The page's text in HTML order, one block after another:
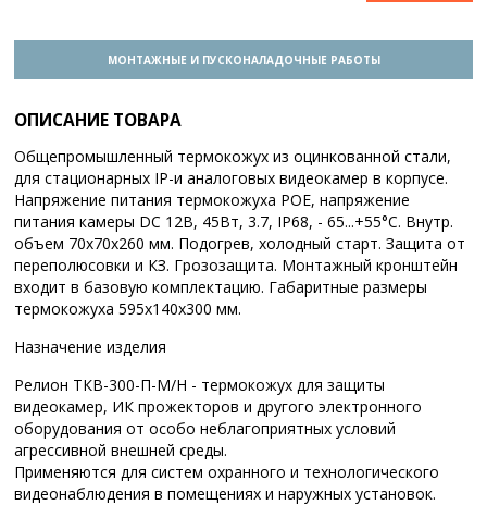
МОНТАЖНЫЕ И ПУСКОНАЛАДОЧНЫЕ РАБОТЫ
ОПИСАНИЕ ТОВАРА
Общепромышленный термокожух из оцинкованной стали,
для стационарных IP-и аналоговых видеокамер в корпусе.
Напряжение питания термокожуха POE, напряжение
питания камеры DC 12В, 45Вт, 3.7, IP68, - 65...+55°С. Внутр.
объем 70х70х260 мм. Подогрев, холодный старт. Защита от
переполюсовки и КЗ. Грозозащита. Монтажный кронштейн
входит в базовую комплектацию. Габаритные размеры
термокожуха 595х140х300 мм.
Назначение изделия
Релион ТКВ-300-П-М/Н - термокожух для защиты
видеокамер, ИК прожекторов и другого электронного
оборудования от особо неблагоприятных условий
агрессивной внешней среды.
Применяются для систем охранного и технологического
видеонаблюдения в помещениях и наружных установок.